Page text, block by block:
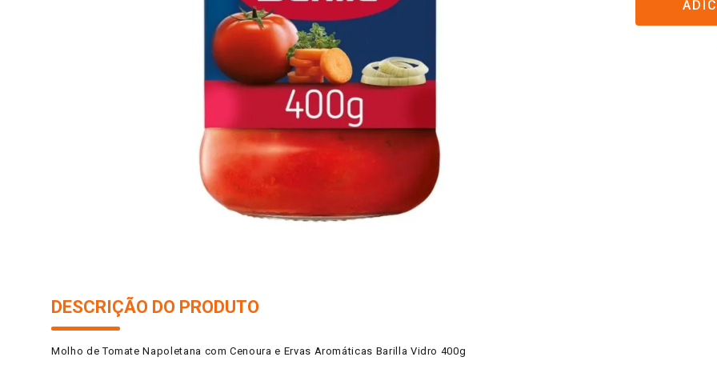
DESCRIÇÃO DO PRODUTO
Molho de Tomate Napoletana com Cenoura e Ervas Aromáticas Barilla Vidro 400g